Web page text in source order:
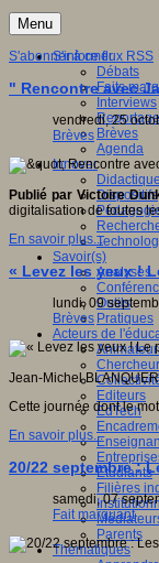
Menu
S'informer
Débats
Faits
Interviews
Brèves
Agenda
Innover
Didactique
Dispositifs
Savoir(s)
Analyses
Outils
Pratiques
Acteurs de
Editeurs
EdTech
Etudiants
Filières
Parents
Thématiques
S'abonner à ce flux RSS
" Rencontre avec
vendredi, 25
Brèves
Publié par Victoire
digitalisation de toutes
En savoir plus...
« Levez les yeux !
lundi, 09
Brèves
Jean-Michel
Cette journée dont le
En savoir plus...
20/22 septembre :
samedi, 07
Fait marquant